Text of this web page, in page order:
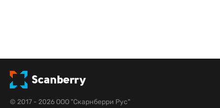
© 2017 - 2026 ООО "Скарнберри Рус"